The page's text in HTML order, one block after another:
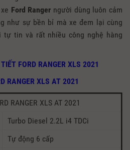
Ford Ranger người dùng luôn cảm
như sự bền bỉ mà xe đem lại cùng
tự tin và rất nhiều công nghệ hàng
FORD RANGER XLS 2021
RANGER XLS AT 2021
RANGER XLS AT 2021
Turbo Diesel 2.2L i4 TDCi
Tự động 6 cấp